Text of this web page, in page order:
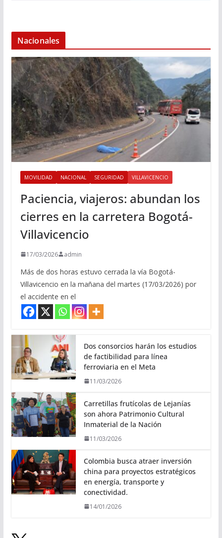
Nacionales
MOVILIDAD NACIONAL SEGURIDAD VILLAVICENCIO
Paciencia, viajeros: abundan los
cierres en la carretera Bogotá-
Villavicencio
17/03/2026 admin
Más de dos horas estuvo cerrada la vía Bogotá-
Villavicencio en la mañana del martes (17/03/2026) por
el accidente en el
Dos consorcios harán los estudios
de factibilidad para línea
ferroviaria en el Meta
11/03/2026
Carretillas frutícolas de Lejanías
son ahora Patrimonio Cultural
Inmaterial de la Nación
11/03/2026
Colombia busca atraer inversión
china para proyectos estratégicos
en energía, transporte y
conectividad.
14/01/2026